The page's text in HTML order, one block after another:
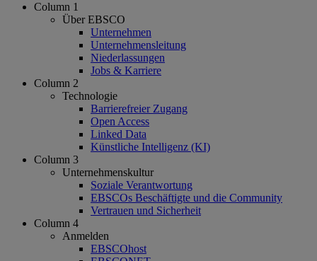
Column 1
Über EBSCO
Unternehmen
Unternehmensleitung
Niederlassungen
Jobs & Karriere
Column 2
Technologie
Barrierefreier Zugang
Open Access
Linked Data
Künstliche Intelligenz (KI)
Column 3
Unternehmenskultur
Soziale Verantwortung
EBSCOs Beschäftigte und die Community
Vertrauen und Sicherheit
Column 4
Anmelden
EBSCOhost